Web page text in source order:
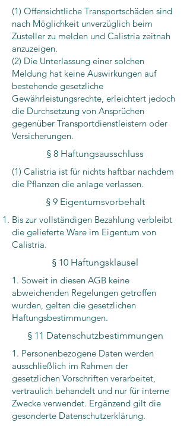
​(1) Offensichtliche Transportschäden sind
nach Möglichkeit unverzüglich beim
Zusteller zu melden und Calistria zeitnah
anzuzeigen.
(2) Die Unterlassung einer solchen
Meldung hat keine Auswirkungen auf
bestehende gesetzliche
Gewährleistungsrechte, erleichtert jedoch
die Durchsetzung von Ansprüchen
gegenüber Transportdienstleistern oder
Versicherungen.
§ 8 Haftungsausschluss
(1) Calistria ist für nichts haftbar nachdem
die Pflanzen die anlage verlassen.
§ 9 Eigentumsvorbehalt
Bis zur vollständigen Bezahlung verbleibt
die gelieferte Ware im Eigentum von
Calistria.
§ 10 Haftungsklausel
1. Soweit in diesen AGB keine
abweichenden Regelungen getroffen
wurden, gelten die gesetzlichen
Haftungsbestimmungen.
§ 11 Datenschutzbestimmungen
1. Personenbezogene Daten werden
ausschließlich im Rahmen der
gesetzlichen Vorschriften verarbeitet,
vertraulich behandelt und nur für interne
Zwecke verwendet. Ergänzend gilt die
gesonderte Datenschutzerklärung.